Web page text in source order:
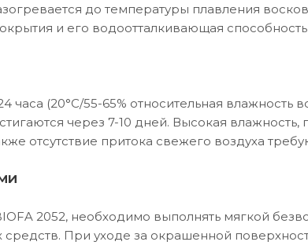
до температуры плавления
и его водоотталкивающая
(20°C/55-65% относительная влажность
через 7-10 дней. Высокая
отсутствие притока свежего воздуха
2052, необходимо выполнять мягкой
При уходе за окрашенной